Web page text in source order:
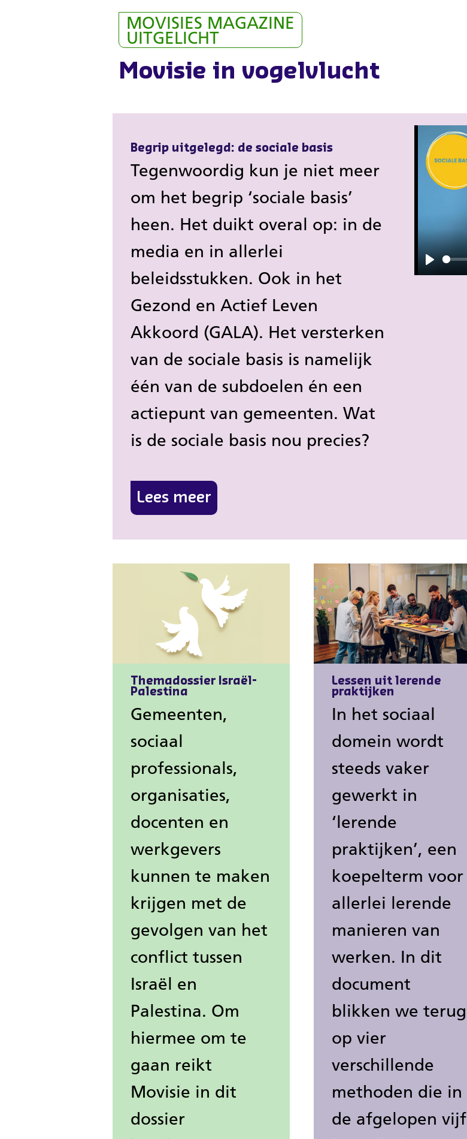
MOVISIES MAGAZINE
UITGELICHT
Movisie in vogelvlucht
Begrip uitgelegd: de sociale basis
Tegenwoordig kun je niet meer
om het begrip ‘sociale basis’
heen. Het duikt overal op: in de
media en in allerlei
beleidsstukken. Ook in het
Gezond en Actief Leven
Akkoord (GALA). Het versterken
van de sociale basis is namelijk
één van de subdoelen én een
actiepunt van gemeenten. Wat
is de sociale basis nou precies?
Lees meer
Play
Themadossier Israël-
Palestina
Gemeenten,
sociaal
professionals,
organisaties,
docenten en
werkgevers
kunnen te maken
krijgen met de
gevolgen van het
conflict tussen
Israël en
Palestina. Om
hiermee om te
gaan reikt
Movisie in dit
dossier
Lessen uit lerende
praktijken
In het sociaal
domein wordt
steeds vaker
gewerkt in
‘lerende
praktijken’, een
koepelterm voor
allerlei lerende
manieren van
werken. In dit
document
blikken we terug
op vier
verschillende
methoden die in
de afgelopen vijf